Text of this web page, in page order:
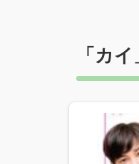
「 カイ